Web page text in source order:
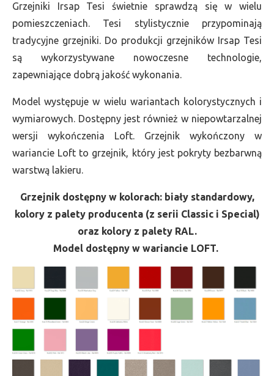
Grzejniki Irsap Tesi świetnie sprawdzą się w wielu
pomieszczeniach. Tesi stylistycznie przypominają
tradycyjne grzejniki. Do produkcji grzejników Irsap Tesi
są wykorzystywane nowoczesne technologie,
zapewniające dobrą jakość wykonania.
Model występuje w wielu wariantach kolorystycznych i
wymiarowych. Dostępny jest również w niepowtarzalnej
wersji wykończenia Loft. Grzejnik wykończony w
wariancie Loft to grzejnik, który jest pokryty bezbarwną
warstwą lakieru.
Grzejnik dostępny w kolorach: biały standardowy,
kolory z palety producenta (z serii Classic i Special)
oraz kolory z palety RAL.
Model dostępny w wariancie LOFT.